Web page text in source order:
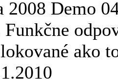
2008 Demo
Funkčne
ako